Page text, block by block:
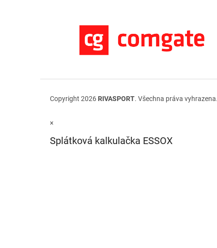
Copyright 2026 RIVASPORT. Všechna práva
×
Splátková kalkulačka ESSOX